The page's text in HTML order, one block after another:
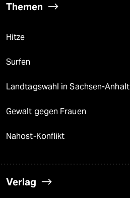
Themen
Hitze
Surfen
Landtagswahl in Sachsen-Anhalt
Gewalt gegen Frauen
Nahost-Konflikt
Verlag